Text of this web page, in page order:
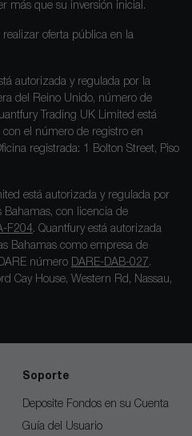
más que su inversión inicial.
oferta pública en la
autorizada y regulada por la
del Reino Unido, número de
Trading UK Limited está
el número de registro en
registrada: 1 Bolton Street, Piso
está autorizada y regulada por
Bahamas, con licencia de
F204. Quantfury está autorizada
Bahamas como empresa de
número DARE-DAB-027 .
Cay House, Western Rd, Nassau,
Soporte
Deposite Fondos en su Cuenta
Guía del Usuario